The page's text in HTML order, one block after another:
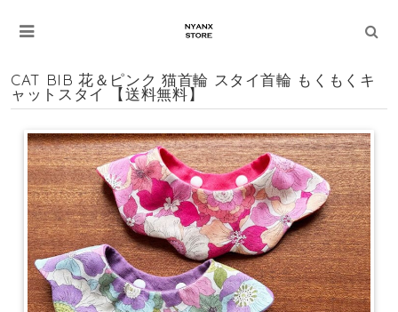
CAT BIB 花＆ピンク 猫首輪 スタイ首輪 もくもくキ
ャットスタイ 【送料無料】